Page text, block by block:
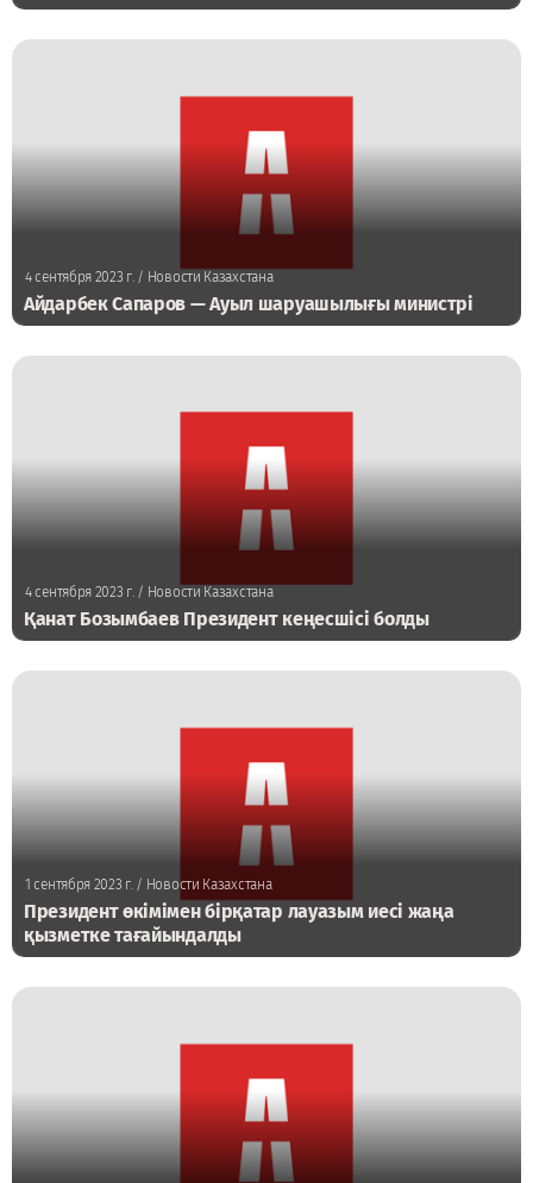
4 сентября 2023 г. / Новости Казахстана
Айдарбек Сапаров — Ауыл шаруашылығы министрі
4 сентября 2023 г./ Новости Казахстана
Қанат Бозымбаев Президент кеңесшісі болды
1 сентября 2023 г./ Новости Казахстана
Президент өкімімен бірқатар лауазым иесі жаңа
қызметке тағайындалды